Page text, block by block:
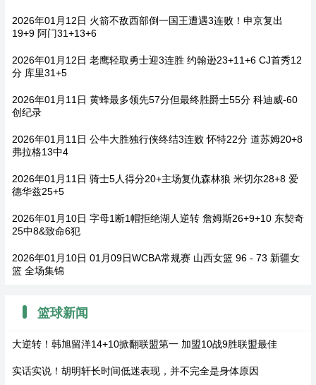
2026年01月12日 火箭不敌西部倒一国王遭遇3连败！申京复出
19+9 阿门31+13+6
2026年01月12日 老鹰轻取勇士迎3连胜 约翰逊23+11+6 CJ首秀12
分 库里31+5
2026年01月11日 黄蜂最多领先57分但最终胜爵士55分 科迪威-60
创纪录
2026年01月11日 公牛大胜独行侠终结3连败 怀特22分 道苏姆20+8
弗拉格13中4
2026年01月11日 骑士5人得分20+主场复仇森林狼 米切尔28+8 爱
德华兹25+5
2026年01月10日 字母1断1帽拒绝湖人逆转 詹姆斯26+9+10 东契奇
25中8&致命6犯
2026年01月10日 01月09日WCBA常规赛 山西女篮 96 - 73 新疆女
篮 全场集锦
篮球新闻
大逆转！韩旭留洋14+10掀翻联盟第一 加盟10战9胜联盟最佳
实话实说！胡明轩长时间低迷表现，并不完全是身体原因